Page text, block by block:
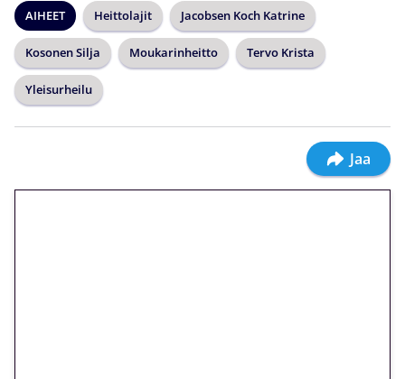
AIHEET Heittolajit Jacobsen Koch Katrine
Kosonen Silja Moukarinheitto Tervo Krista
Yleisurheilu
Jaa